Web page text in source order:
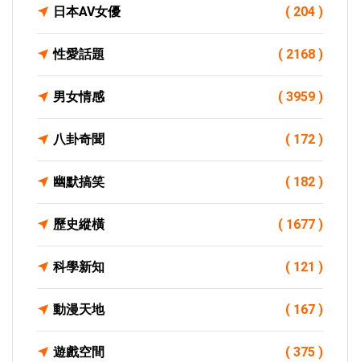
日本AV女優 ( 204 )
性愛話題 ( 2168 )
男女情感 ( 3959 )
八卦奇聞 ( 172 )
幽默搞笑 ( 182 )
歷史縱橫 ( 1677 )
科學新知 ( 121 )
動漫天地 ( 167 )
遊戲空間 ( 375 )